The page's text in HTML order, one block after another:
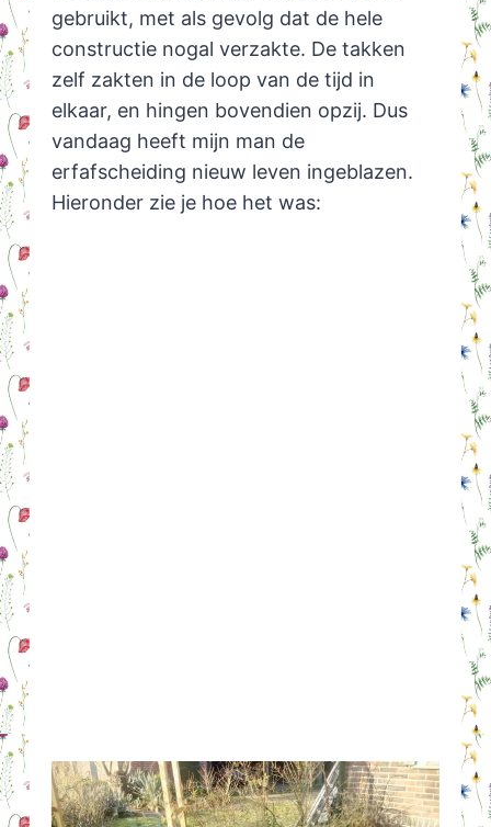
gebruikt, met als gevolg dat de hele
constructie nogal verzakte. De takken
zelf zakten in de loop van de tijd in
elkaar, en hingen bovendien opzij. Dus
vandaag heeft mijn man de
erfafscheiding nieuw leven ingeblazen.
Hieronder zie je hoe het was: